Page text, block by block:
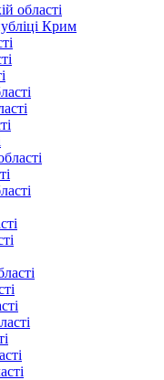
області
Крим